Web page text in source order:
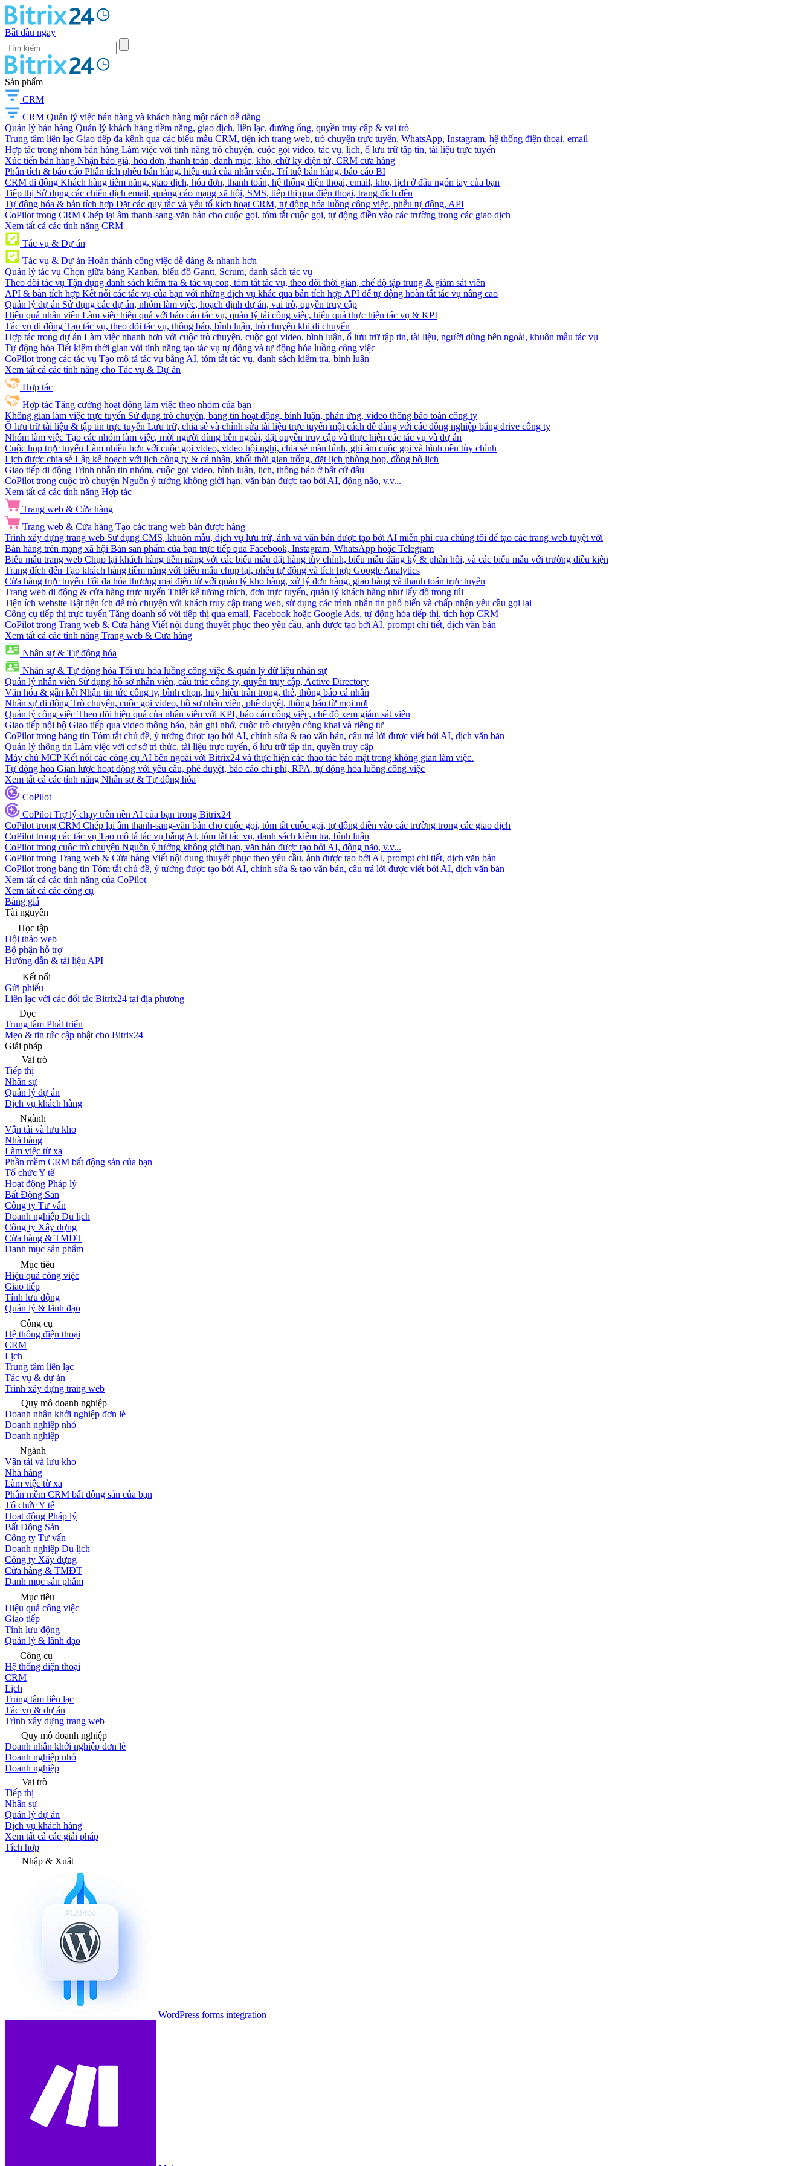
Bắt đầu ngay
Sản phẩm
CRM
CRM Quản lý việc bán hàng và khách hàng một cách dễ dàng
Quản lý bán hàng Quản lý khách hàng tiềm năng, giao dịch, liên lạc, đường ống, quyền truy cập & vai trò
Trung tâm liên lạc Giao tiếp đa kênh qua các biểu mẫu CRM, tiện ích trang web, trò chuyện trực tuyến, WhatsApp, Instagram, hệ thống điện thoại, email
Hợp tác trong nhóm bán hàng Làm việc với tính năng trò chuyện, cuộc gọi video, tác vụ, lịch, ổ lưu trữ tập tin, tài liệu trực tuyến
Xúc tiến bán hàng Nhận báo giá, hóa đơn, thanh toán, danh mục, kho, chữ ký điện tử, CRM cửa hàng
Phân tích & báo cáo Phân tích phễu bán hàng, hiệu quả của nhân viên, Trí tuệ bán hàng, báo cáo BI
CRM di động Khách hàng tiềm năng, giao dịch, hóa đơn, thanh toán, hệ thống điện thoại, email, kho, lịch ở đầu ngón tay của bạn
Tiếp thị Sử dụng các chiến dịch email, quảng cáo mạng xã hội, SMS, tiếp thị qua điện thoại, trang đích đến
Tự động hóa & bản tích hợp Đặt các quy tắc và yếu tố kích hoạt CRM, tự động hóa luồng công việc, phễu tự động, API
CoPilot trong CRM Chép lại âm thanh-sang-văn bản cho cuộc gọi, tóm tắt cuộc gọi, tự động điền vào các trường trong các giao dịch
Xem tất cả các tính năng CRM
Tác vụ & Dự án
Tác vụ & Dự án Hoàn thành công việc dễ dàng & nhanh hơn
Quản lý tác vụ Chọn giữa bảng Kanban, biểu đồ Gantt, Scrum, danh sách tác vụ
Theo dõi tác vụ Tận dụng danh sách kiểm tra & tác vụ con, tóm tắt tác vụ, theo dõi thời gian, chế độ tập trung & giám sát viên
API & bản tích hợp Kết nối các tác vụ của bạn với những dịch vụ khác qua bản tích hợp API để tự động hoàn tất tác vụ nâng cao
Quản lý dự án Sử dụng các dự án, nhóm làm việc, hoạch định dự án, vai trò, quyền truy cập
Hiệu quả nhân viên Làm việc hiệu quả với báo cáo tác vụ, quản lý tải công việc, hiệu quả thực hiện tác vụ & KPI
Tác vụ di động Tạo tác vụ, theo dõi tác vụ, thông báo, bình luận, trò chuyện khi di chuyển
Hợp tác trong dự án Làm việc nhanh hơn với cuộc trò chuyện, cuộc gọi video, bình luận, ổ lưu trữ tập tin, tài liệu, người dùng bên ngoài, khuôn mẫu tác vụ
Tự động hóa Tiết kiệm thời gian với tính năng tạo tác vụ tự động và tự động hóa luồng công việc
CoPilot trong các tác vụ Tạo mô tả tác vụ bằng AI, tóm tắt tác vụ, danh sách kiểm tra, bình luận
Xem tất cả các tính năng cho Tác vụ & Dự án
Hợp tác
Hợp tác Tăng cường hoạt động làm việc theo nhóm của bạn
Không gian làm việc trực tuyến Sử dụng trò chuyện, bảng tin hoạt động, bình luận, phản ứng, video thông báo toàn công ty
Ổ lưu trữ tài liệu & tập tin trực tuyến Lưu trữ, chia sẻ và chỉnh sửa tài liệu trực tuyến một cách dễ dàng với các đồng nghiệp bằng drive công ty
Nhóm làm việc Tạo các nhóm làm việc, mời người dùng bên ngoài, đặt quyền truy cập và thực hiện các tác vụ và dự án
Cuộc họp trực tuyến Làm nhiều hơn với cuộc gọi video, video hội nghị, chia sẻ màn hình, ghi âm cuộc gọi và hình nền tùy chỉnh
Lịch được chia sẻ Lập kế hoạch với lịch công ty & cá nhân, khối thời gian trống, đặt lịch phòng họp, đồng bộ lịch
Giao tiếp di động Trình nhắn tin nhóm, cuộc gọi video, bình luận, lịch, thông báo ở bất cứ đâu
CoPilot trong cuộc trò chuyện Nguồn ý tưởng không giới hạn, văn bản được tạo bởi AI, động não, v.v...
Xem tất cả các tính năng Hợp tác
Trang web & Cửa hàng
Trang web & Cửa hàng Tạo các trang web bán được hàng
Trình xây dựng trang web Sử dụng CMS, khuôn mẫu, dịch vụ lưu trữ, ảnh và văn bản được tạo bởi AI miễn phí của chúng tôi để tạo các trang web tuyệt vời
Bán hàng trên mạng xã hội Bán sản phẩm của bạn trực tiếp qua Facebook, Instagram, WhatsApp hoặc Telegram
Biểu mẫu trang web Chụp lại khách hàng tiềm năng với các biểu mẫu đặt hàng tùy chỉnh, biểu mẫu đăng ký & phản hồi, và các biểu mẫu với trường điều kiện
Trang đích đến Tạo khách hàng tiềm năng với biểu mẫu chụp lại, phễu tự động và tích hợp Google Analytics
Cửa hàng trực tuyến Tối đa hóa thương mại điện tử với quản lý kho hàng, xử lý đơn hàng, giao hàng và thanh toán trực tuyến
Trang web di động & cửa hàng trực tuyến Thiết kế tương thích, đơn trực tuyến, quản lý khách hàng như lấy đồ trong túi
Tiện ích website Bật tiện ích để trò chuyện với khách truy cập trang web, sử dụng các trình nhắn tin phổ biến và chấp nhận yêu cầu gọi lại
Công cụ tiếp thị trực tuyến Tăng doanh số với tiếp thị qua email, Facebook hoặc Google Ads, tự động hóa tiếp thị, tích hợp CRM
CoPilot trong Trang web & Cửa hàng Viết nội dung thuyết phục theo yêu cầu, ảnh được tạo bởi AI, prompt chi tiết, dịch văn bản
Xem tất cả các tính năng Trang web & Cửa hàng
Nhân sự & Tự động hóa
Nhân sự & Tự động hóa Tối ưu hóa luồng công việc & quản lý dữ liệu nhân sự
Quản lý nhân viên Sử dụng hồ sơ nhân viên, cấu trúc công ty, quyền truy cập, Active Directory
Văn hóa & gắn kết Nhận tin tức công ty, bình chọn, huy hiệu trân trọng, thẻ, thông báo cá nhân
Nhân sự di động Trò chuyện, cuộc gọi video, hồ sơ nhân viên, phê duyệt, thông báo từ mọi nơi
Quản lý công việc Theo dõi hiệu quả của nhân viên với KPI, báo cáo công việc, chế độ xem giám sát viên
Giao tiếp nội bộ Giao tiếp qua video thông báo, bản ghi nhớ, cuộc trò chuyện công khai và riêng tư
CoPilot trong bảng tin Tóm tắt chủ đề, ý tưởng được tạo bởi AI, chỉnh sửa & tạo văn bản, câu trả lời được viết bởi AI, dịch văn bản
Quản lý thông tin Làm việc với cơ sở tri thức, tài liệu trực tuyến, ổ lưu trữ tập tin, quyền truy cập
Máy chủ MCP Kết nối các công cụ AI bên ngoài với Bitrix24 và thực hiện các thao tác bảo mật trong không gian làm việc.
Tự động hóa Giản lược hoạt động với yêu cầu, phê duyệt, báo cáo chi phí, RPA, tự động hóa luồng công việc
Xem tất cả các tính năng Nhân sự & Tự động hóa
CoPilot
CoPilot Trợ lý chạy trên nền AI của bạn trong Bitrix24
CoPilot trong CRM Chép lại âm thanh-sang-văn bản cho cuộc gọi, tóm tắt cuộc gọi, tự động điền vào các trường trong các giao dịch
CoPilot trong các tác vụ Tạo mô tả tác vụ bằng AI, tóm tắt tác vụ, danh sách kiểm tra, bình luận
CoPilot trong cuộc trò chuyện Nguồn ý tưởng không giới hạn, văn bản được tạo bởi AI, động não, v.v...
CoPilot trong Trang web & Cửa hàng Viết nội dung thuyết phục theo yêu cầu, ảnh được tạo bởi AI, prompt chi tiết, dịch văn bản
CoPilot trong bảng tin Tóm tắt chủ đề, ý tưởng được tạo bởi AI, chỉnh sửa & tạo văn bản, câu trả lời được viết bởi AI, dịch văn bản
Xem tất cả các tính năng của CoPilot
Xem tất cả các công cụ
Bảng giá
Tài nguyên
Học tập
Hội thảo web
Bộ phận hỗ trợ
Hướng dẫn & tài liệu API
Kết nối
Gửi phiếu
Liên lạc với các đối tác Bitrix24 tại địa phương
Đọc
Trung tâm Phát triển
Mẹo & tin tức cập nhật cho Bitrix24
Giải pháp
Vai trò
Tiếp thị
Nhân sự
Quản lý dự án
Dịch vụ khách hàng
Ngành
Vận tải và lưu kho
Nhà hàng
Làm việc từ xa
Phần mềm CRM bất động sản của bạn
Tổ chức Y tế
Hoạt động Pháp lý
Bất Động Sản
Công ty Tư vấn
Doanh nghiệp Du lịch
Công ty Xây dựng
Cửa hàng & TMĐT
Danh mục sản phẩm
Mục tiêu
Hiệu quả công việc
Giao tiếp
Tính lưu động
Quản lý & lãnh đạo
Công cụ
Hệ thống điện thoại
CRM
Lịch
Trung tâm liên lạc
Tác vụ & dự án
Trình xây dựng trang web
Quy mô doanh nghiệp
Doanh nhân khởi nghiệp đơn lẻ
Doanh nghiệp nhỏ
Doanh nghiệp
Ngành
Vận tải và lưu kho
Nhà hàng
Làm việc từ xa
Phần mềm CRM bất động sản của bạn
Tổ chức Y tế
Hoạt động Pháp lý
Bất Động Sản
Công ty Tư vấn
Doanh nghiệp Du lịch
Công ty Xây dựng
Cửa hàng & TMĐT
Danh mục sản phẩm
Mục tiêu
Hiệu quả công việc
Giao tiếp
Tính lưu động
Quản lý & lãnh đạo
Công cụ
Hệ thống điện thoại
CRM
Lịch
Trung tâm liên lạc
Tác vụ & dự án
Trình xây dựng trang web
Quy mô doanh nghiệp
Doanh nhân khởi nghiệp đơn lẻ
Doanh nghiệp nhỏ
Doanh nghiệp
Vai trò
Tiếp thị
Nhân sự
Quản lý dự án
Dịch vụ khách hàng
Xem tất cả các giải pháp
Tích hợp
Nhập & Xuất
WordPress forms integration